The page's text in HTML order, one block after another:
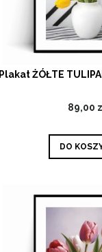
Plakat ŻÓŁTE
89,00
DO